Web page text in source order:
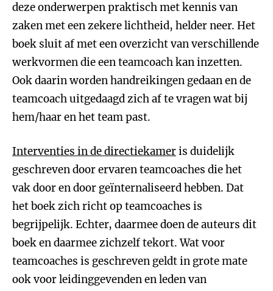
deze onderwerpen praktisch met kennis van
zaken met een zekere lichtheid, helder neer. Het
boek sluit af met een overzicht van verschillende
werkvormen die een teamcoach kan inzetten.
Ook daarin worden handreikingen gedaan en de
teamcoach uitgedaagd zich af te vragen wat bij
hem/haar en het team past.
Interventies in de directiekameris duidelijk
geschreven door ervaren teamcoaches die het
vak door en door geïnternaliseerd hebben. Dat
het boek zich richt op teamcoaches is
begrijpelijk. Echter, daarmee doen de auteurs dit
boek en daarmee zichzelf tekort. Wat voor
teamcoaches is geschreven geldt in grote mate
ook voor leidinggevenden en leden van